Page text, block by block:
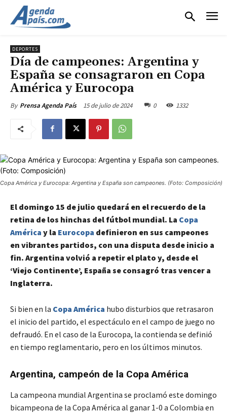
DEPORTES
Día de campeones: Argentina y
España se consagraron en Copa
América y Eurocopa
By Prensa Agenda País 15 de julio de 2024 0 1332
Copa América y Eurocopa: Argentina y España son campeones. (Foto: Composición)
El domingo 15 de julio quedará en el recuerdo de la
retina de los hinchas del fútbol mundial. La Copa
América y la Eurocopa definieron en sus campeones
en vibrantes partidos, con una disputa desde inicio a
fin. Argentina volvió a repetir el plato y, desde el
‘Viejo Continente’, España se consagró tras vencer a
Inglaterra.
Si bien en la Copa América hubo disturbios que retrasaron
el inicio del partido, el espectáculo en el campo de juego no
defraudó. En el caso de la Eurocopa, la contienda se definió
en tiempo reglamentario, pero en los últimos minutos.
Argentina, campeón de la Copa América
La campeona mundial Argentina se proclamó este domingo
bicampeona de la Copa América al ganar 1-0 a Colombia en